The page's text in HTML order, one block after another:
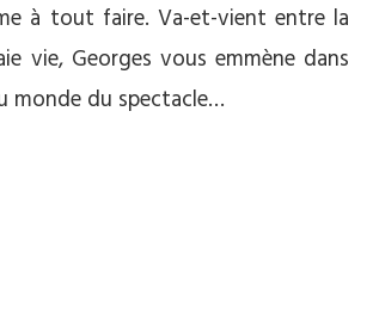
à tout faire. Va-et-vient entre la
vie, Georges vous emmène dans
monde du spectacle…